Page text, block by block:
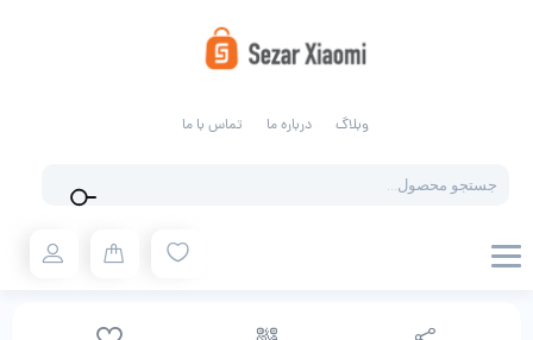
وبلاگ درباره ما تماس با ما
search